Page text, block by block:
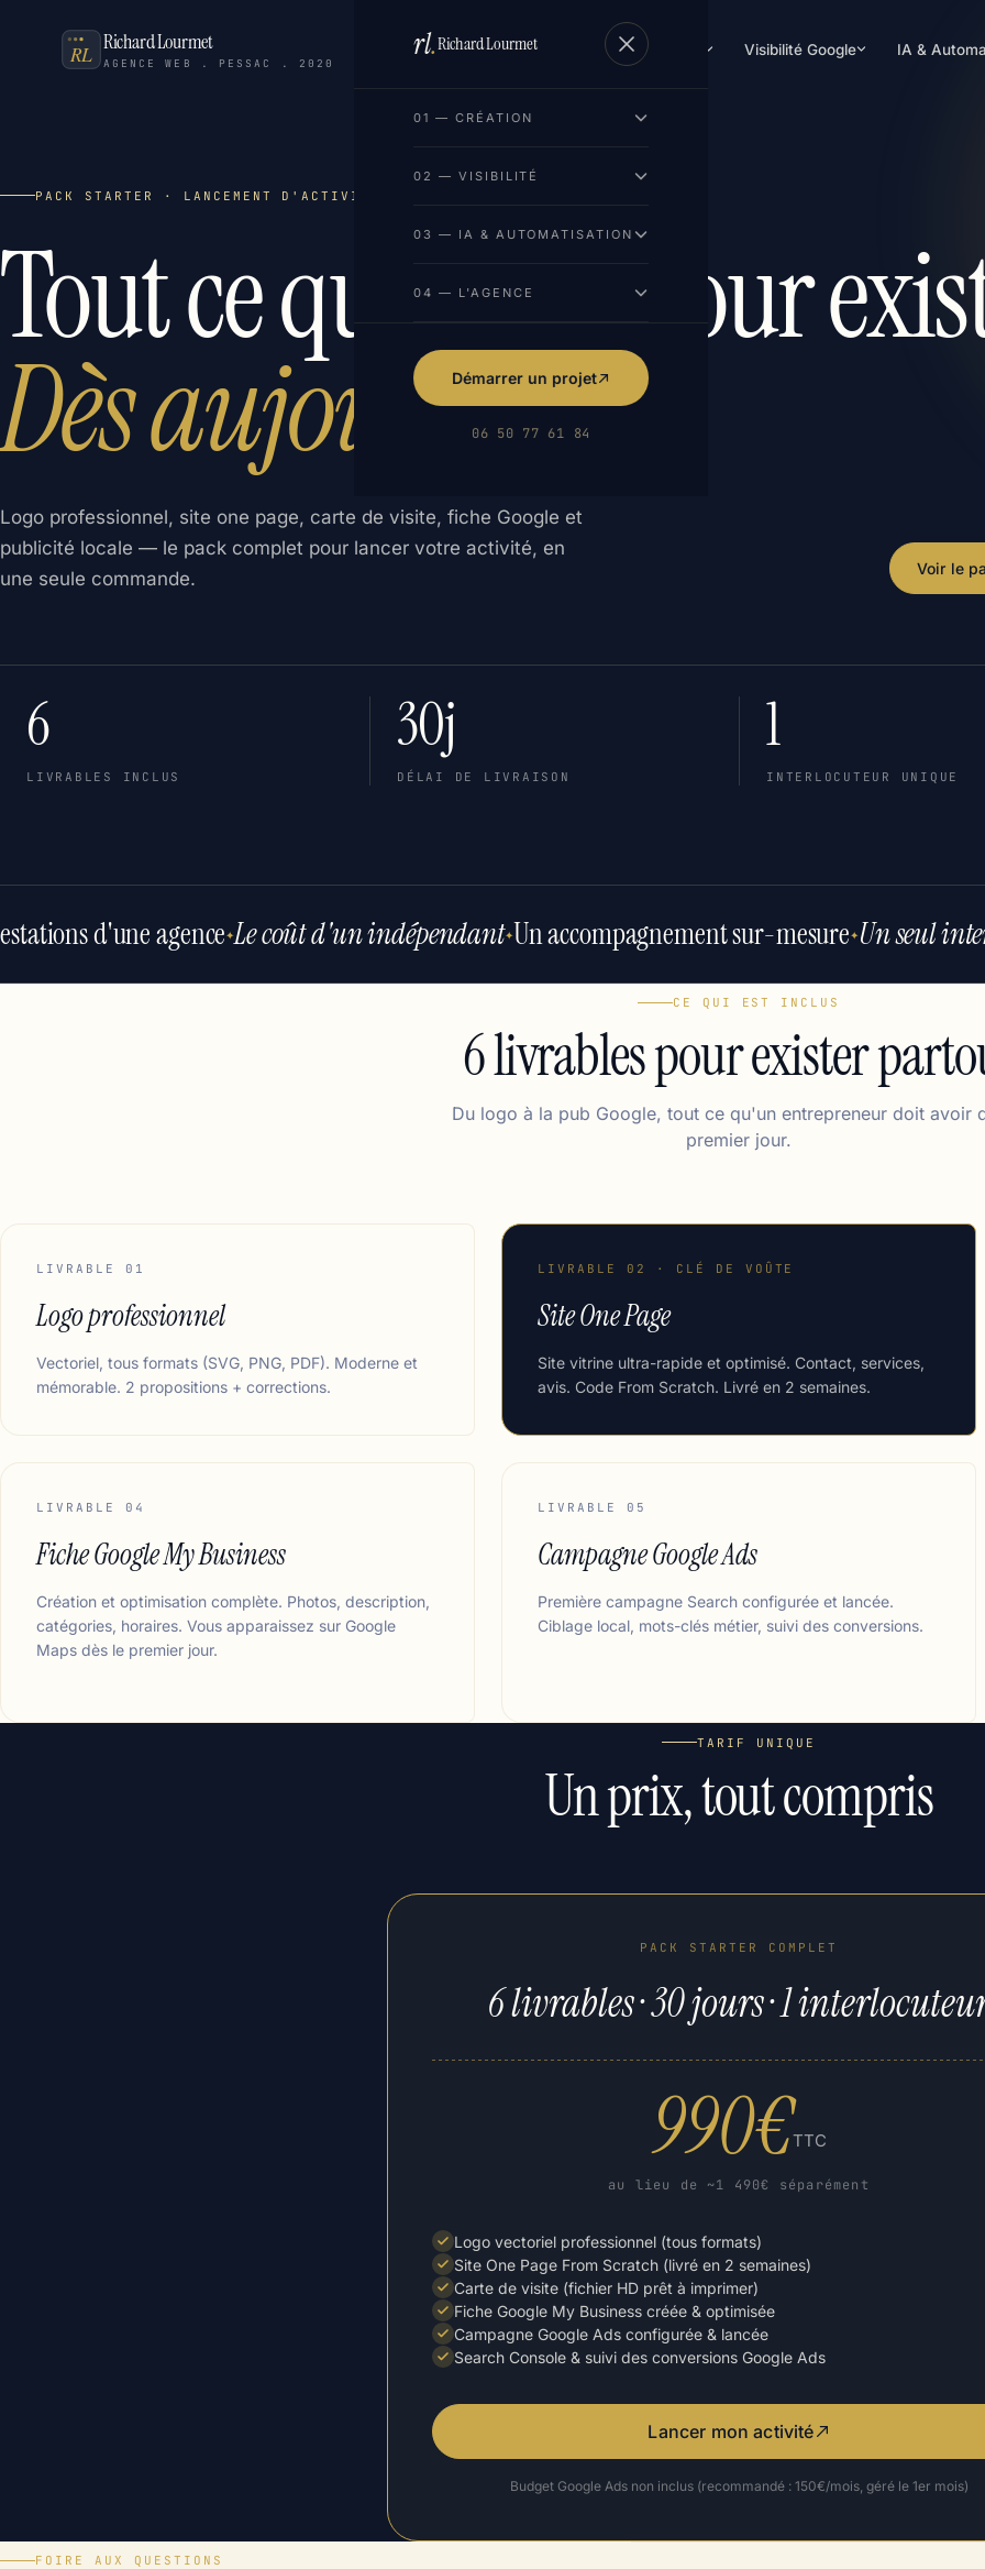
Richard Lourmet
AGENCE WEB . PESSAC . 2020
Création de site Visibilité Google IA &
rl.Richard Lourmet
01 — CRÉATION
02 — VISIBILITÉ
03 — IA & AUTOMATISATION
04 — L'AGENCE
Démarrer un projet
06 50 77 61 84
PACK STARTER · LANCEMENT D'ACTIVITÉ
Tout ce qu'il faut pour
Dès aujourd'hui.
Logo professionnel, site one page, carte de visite, fiche Google et
publicité locale — le pack complet pour lancer votre activité, en
une seule commande.
Voir le
6
LIVRABLES INCLUS
30j
DÉLAI DE LIVRAISON
1
INTERLOCUTEUR UNIQUE
d'une agence✦Le coût d'un indépendant✦Un accompagnement sur-mesure✦Un seul
CE QUI EST INCLUS
6 livrables pour exister
Du logo à la pub Google, tout ce qu'un entrepreneur doit avoir
premier jour.
LIVRABLE 01
Logo professionnel
Vectoriel, tous formats (SVG, PNG, PDF). Moderne et
mémorable. 2 propositions + corrections.
LIVRABLE 02 · CLÉ DE VOÛTE
Site One Page
Site vitrine ultra-rapide et optimisé. Contact, services,
avis. Code From Scratch. Livré en 2 semaines.
LIVRABLE 04
Fiche Google My Business
Création et optimisation complète. Photos, description,
catégories, horaires. Vous apparaissez sur Google
Maps dès le premier jour.
LIVRABLE 05
Campagne Google Ads
Première campagne Search configurée et lancée.
Ciblage local, mots-clés métier, suivi des conversions.
TARIF UNIQUE
Un prix, tout compris
PACK STARTER COMPLET
6 livrables · 30 jours · 1
990€TTC
au lieu de ~1 490€ séparément
Logo vectoriel professionnel (tous formats)
Site One Page From Scratch (livré en 2 semaines)
Carte de visite (fichier HD prêt à imprimer)
Fiche Google My Business créée & optimisée
Campagne Google Ads configurée & lancée
Search Console & suivi des conversions Google Ads
Lancer mon activité
Budget Google Ads non inclus (recommandé : 150€/mois, géré le 1er mois)
FOIRE AUX QUESTIONS